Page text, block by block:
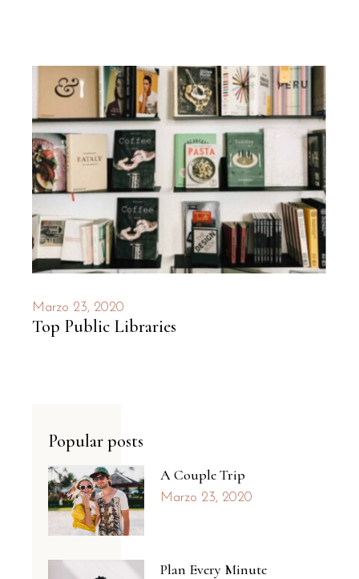
Marzo 23, 2020
Top Public Libraries
Popular posts
A Couple Trip
Marzo 23, 2020
Plan Every Minute